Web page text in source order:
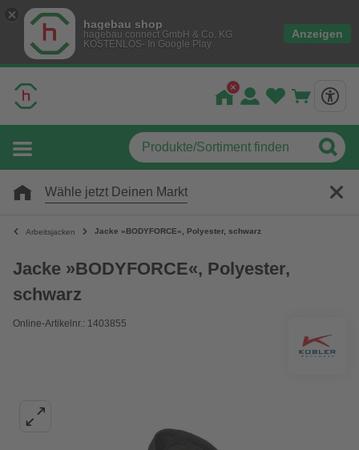
hagebau shop
hagebau connect GmbH & Co. KG
KOSTENLOS- In Google Play
Anzeigen
Wähle jetzt Deinen Markt
Arbeitsjacken Jacke »BODYFORCE«, Polyester, schwarz
Jacke »BODYFORCE«, Polyester,
schwarz
Online-Artikelnr.: 1403855